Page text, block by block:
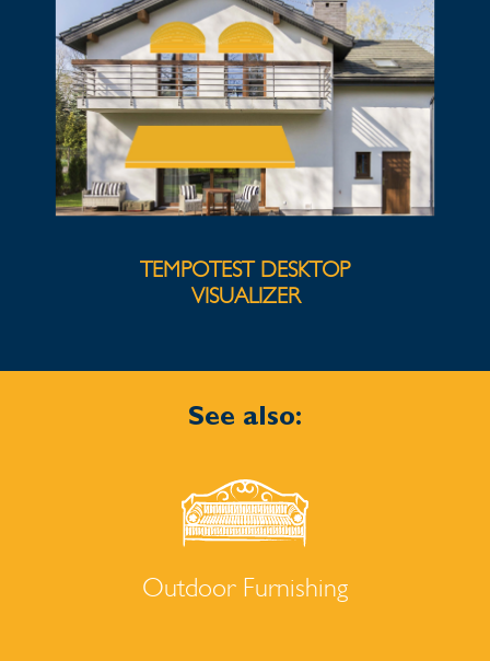
TEMPOTEST DESKTOP
VISUALIZER
See also:
Outdoor Furnishing